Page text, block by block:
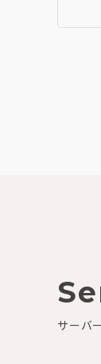
サーバ